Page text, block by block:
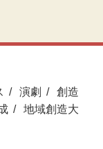
演劇
創造
地域創造大